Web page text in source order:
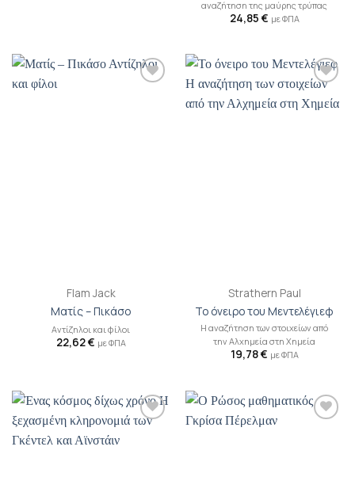
αναζήτηση της μαύρης τρύπας
24,85 € με ΦΠΑ
Flam Jack
Ματίς – Πικάσο
Αντίζηλοι και φίλοι
22,62€ με ΦΠΑ
Προσθήκη
βιβλίου
Strathern Paul
Το όνειρο του Μεντελέγιεφ
Η αναζήτηση των στοιχείων από
την Αλχημεία στη Χημεία
19,78€ με ΦΠΑ